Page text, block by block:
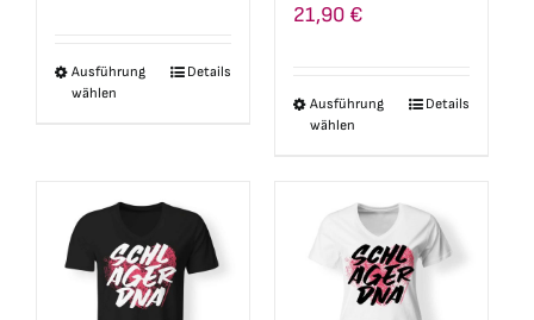
Ausführung
wählen
Dieses
Varianten
auf.
Die
Optionen
Details
21,90 €
Ausführung
wählen
Dieses
mehrere
Varianten
auf.
Die
Details